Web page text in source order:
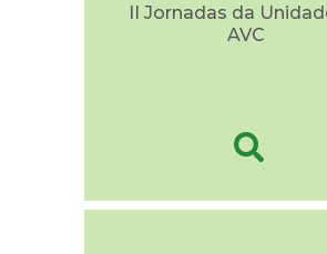
II Jornadas da
AVC